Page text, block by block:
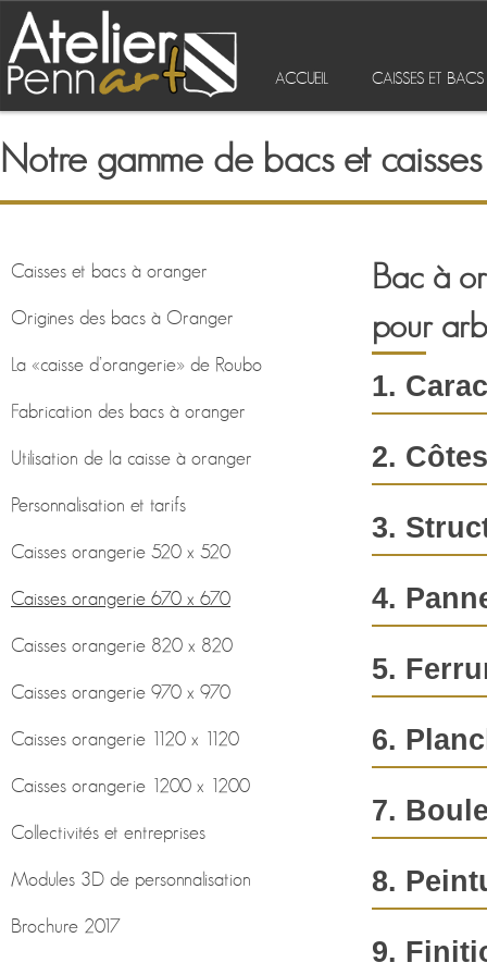
ACCUEIL CAISSES ET
Notre gamme de bacs et
Caisses et bacs à oranger
Origines des bacs à Oranger
La «caisse d’orangerie» de Roubo
Fabrication des bacs à oranger
Utilisation de la caisse à oranger
Personnalisation et tarifs
Caisses orangerie 520 x 520
Caisses orangerie 670 x 670
Caisses orangerie 820 x 820
Caisses orangerie 970 x 970
Caisses orangerie 1120 x 1120
Caisses orangerie 1200 x 1200
Collectivités et entreprises
Modules 3D de personnalisation
Brochure 2017
Bac à
pour
1.
Produit
aucune visserie.
Article livré:
Fabrication :
Origine de
Prix de vente
2.
Taille 2
3.
Essence
4.
Essence
5.
Les ferrures
métallisé dans
Inoxydable,
6.
Le plancher
par un
Inoxydable,
7.
Nos boules
Nos boules
8.
Pour la
composant de
9.